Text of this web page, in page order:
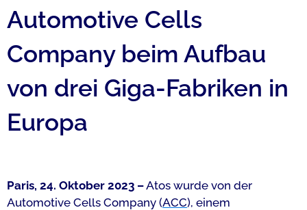
Automotive Cells
Company beim Aufbau
von drei Giga-Fabriken in
Europa
Paris, 24. Oktober 2023 –Atos wurde von der
Automotive Cells Company (ACC), einem